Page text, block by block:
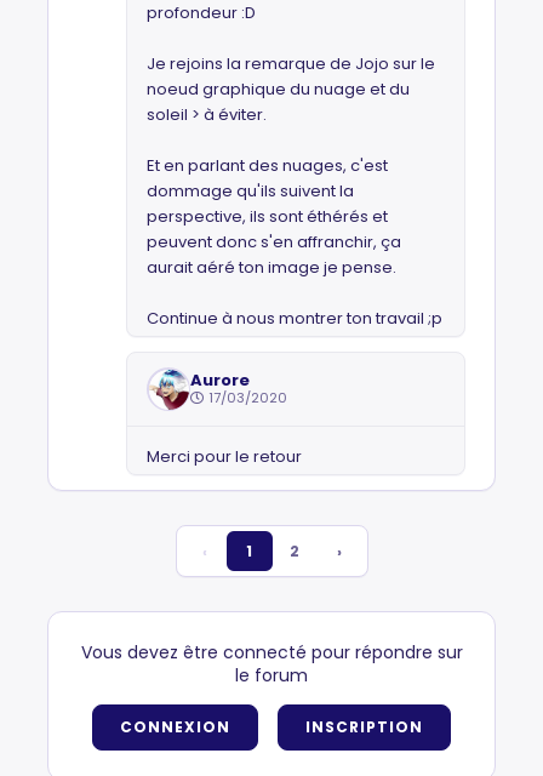
profondeur :D
Je rejoins la remarque de Jojo sur le
noeud graphique du nuage et du
soleil > à éviter.
Et en parlant des nuages, c'est
dommage qu'ils suivent la
perspective, ils sont éthérés et
peuvent donc s'en affranchir, ça
aurait aéré ton image je pense.
Continue à nous montrer ton travail ;p
Aurore
17/03/2020
Merci pour le retour
‹ 1 2 ›
Vous devez être connecté pour répondre sur
le forum
CONNEXION INSCRIPTION